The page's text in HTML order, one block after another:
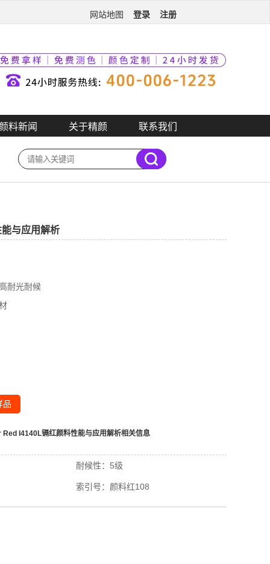
网站地图 登录 注册
料新闻 关于精颜 联系我们
与应用解析
耐光耐候
品
Red I4140L镉红颜料性能与应用解析相关信息
耐候性： 5级
索引号： 颜料红108